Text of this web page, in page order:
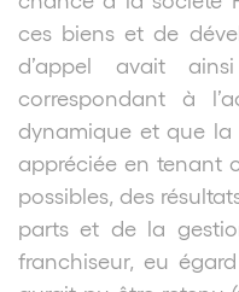
ces biens et de
d’appel avait
correspondant à
dynamique et que
appréciée en tenant
possibles, des
parts et de la
franchiseur, eu